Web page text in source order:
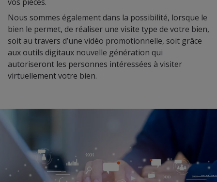
Nous sommes également dans la possibilité, lorsque le
bien le permet, de réaliser une visite type de votre bien,
soit au travers d’une vidéo promotionnelle, soit grâce
aux outils digitaux nouvelle génération qui
autoriseront les personnes intéressées à visiter
virtuellement votre bien.